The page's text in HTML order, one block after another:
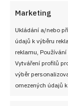
Marketing
Ukládání a/nebo
údajů k výběru
reklamu,
Vytváření profilů
výběr
omezených údajů